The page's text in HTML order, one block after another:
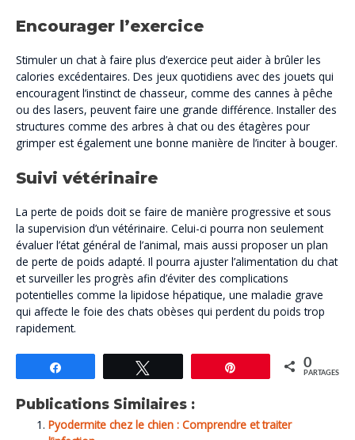
Encourager l’exercice
Stimuler un chat à faire plus d’exercice peut aider à brûler les
calories excédentaires. Des jeux quotidiens avec des jouets qui
encouragent l’instinct de chasseur, comme des cannes à pêche
ou des lasers, peuvent faire une grande différence. Installer des
structures comme des arbres à chat ou des étagères pour
grimper est également une bonne manière de l’inciter à bouger.
Suivi vétérinaire
La perte de poids doit se faire de manière progressive et sous
la supervision d’un vétérinaire. Celui-ci pourra non seulement
évaluer l’état général de l’animal, mais aussi proposer un plan
de perte de poids adapté. Il pourra ajuster l’alimentation du chat
et surveiller les progrès afin d’éviter des complications
potentielles comme la lipidose hépatique, une maladie grave
qui affecte le foie des chats obèses qui perdent du poids trop
rapidement.
0
PARTAGES
Publications Similaires :
Pyodermite chez le chien : Comprendre et traiter